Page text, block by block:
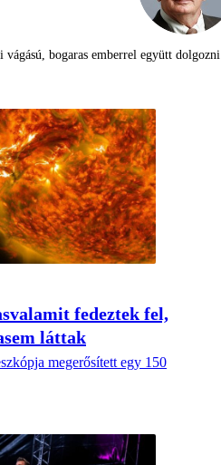
vágású, bogaras emberrel együtt
fedeztek fel,
láttak
megerősített egy 150